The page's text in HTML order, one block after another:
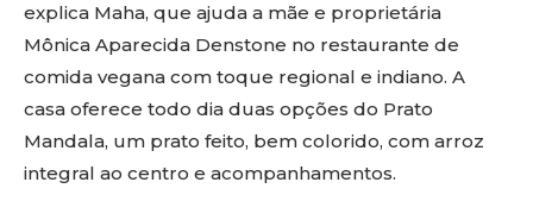
explica Maha, que ajuda a mãe e proprietária
Mônica Aparecida Denstone no restaurante de
comida vegana com toque regional e indiano. A
casa oferece todo dia duas opções do Prato
Mandala, um prato feito, bem colorido, com arroz
integral ao centro e acompanhamentos.